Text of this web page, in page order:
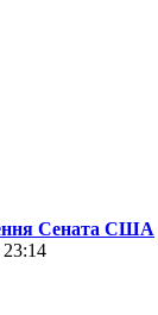
Сената США